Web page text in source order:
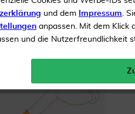
und dem Impressum.
anpassen. Mit dem Klick
und die Nutzerfreundlichkeit